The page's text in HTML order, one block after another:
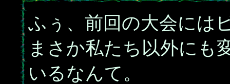
ふぅ、前回の大会には
まさか私たち以外にも
いるなんて。